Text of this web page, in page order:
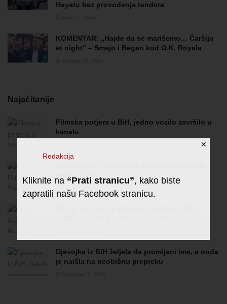
Hayatu bez provođenja tendera
KOMENTAR: „Hajde da se marišemo… Čaršija
et night“ – Smajo i Began kod O.K. Royala
Najačitanije
Filmska potjera u BiH, jedno vozilo završilo u
kanalu
Djevojka iz BiH željela da promijeni ime, a onda
je naišla na neobičnu prepreku
✕
Redakcija
Kliknite na “Prati stranicu”, kako biste
zapratili našu Facebook stranicu.